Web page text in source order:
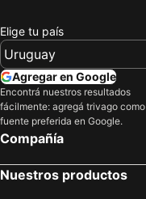
Hoteles en Bahamas
Hoteles en Colombia
Hoteles en Lanzarote
Hoteles en Curazao
Elige tu país
Agregar en Google
Encontrá nuestros resultados
fácilmente: agregá trivago como
fuente preferida en Google.
Compañía
Nuestros productos